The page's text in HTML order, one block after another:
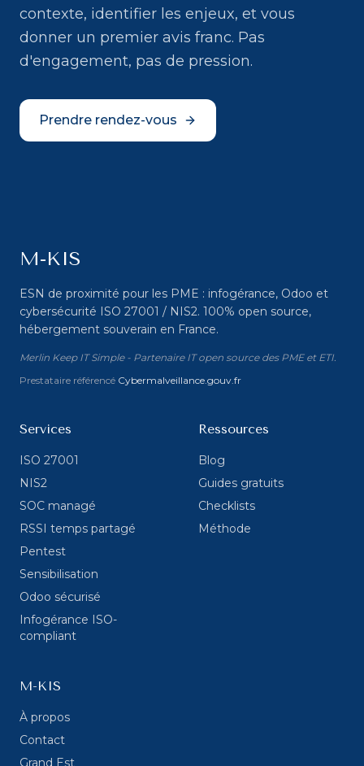
contexte, identifier les enjeux, et vous
donner un premier avis franc. Pas
d'engagement, pas de pression.
Prendre rendez-vous
M-KIS
ESN de proximité pour les PME : infogérance, Odoo et
cybersécurité ISO 27001 / NIS2. 100% open source,
hébergement souverain en France.
Merlin Keep IT Simple - Partenaire IT open source des PME et ETI.
Prestataire référencé Cybermalveillance.gouv.fr
Services
ISO 27001
NIS2
SOC managé
RSSI temps partagé
Pentest
Sensibilisation
Odoo sécurisé
Infogérance ISO-
compliant
Ressources
Blog
Guides gratuits
Checklists
Méthode
M-KIS
À propos
Contact
Grand Est